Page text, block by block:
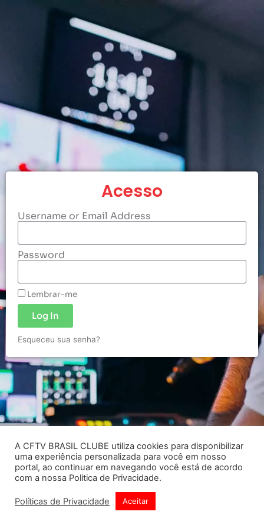
Acesso
Username or Email Address
Password
Lembrar-me
Log In
Esqueceu sua senha?
A CFTV BRASIL CLUBE utiliza cookies para disponibilizar
uma experiência personalizada para você em nosso
portal, ao continuar em navegando você está de acordo
com a nossa Politica de Privacidade.
Políticas de Privacidade Aceitar